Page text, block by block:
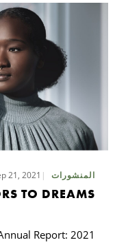
المنشورات 21, 2021
TO DREAMS
Report: 2021